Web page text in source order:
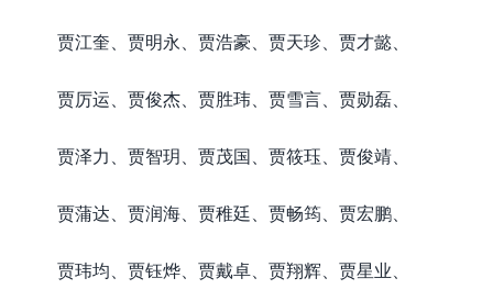
贾江奎、贾明永、贾浩豪、贾天珍、贾才懿、
贾厉运、贾俊杰、贾胜玮、贾雪言、贾勋磊、
贾泽力、贾智玥、贾茂国、贾筱珏、贾俊靖、
贾蒲达、贾润海、贾稚廷、贾畅筠、贾宏鹏、
贾玮均、贾钰烨、贾戴卓、贾翔辉、贾星业、